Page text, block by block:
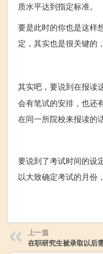
质水平达到指定标准。
要是此时的你也是这样
定，其实也是很关键的
其实吧，要说到在报读
会有笔试的安排，也还
在同一所院校来报读的
要说到了考试时间的设
以大致确定考试的月份
上一篇
在职研究生被录取以后